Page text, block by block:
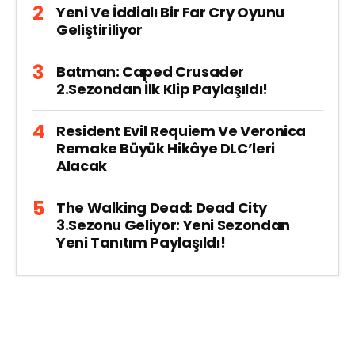
Yeni Ve İddialı Bir Far Cry Oyunu
Geliştiriliyor
Batman: Caped Crusader
2.Sezondan İlk Klip Paylaşıldı!
Resident Evil Requiem Ve Veronica
Remake Büyük Hikâye DLC’leri
Alacak
The Walking Dead: Dead City
3.Sezonu Geliyor: Yeni Sezondan
Yeni Tanıtım Paylaşıldı!